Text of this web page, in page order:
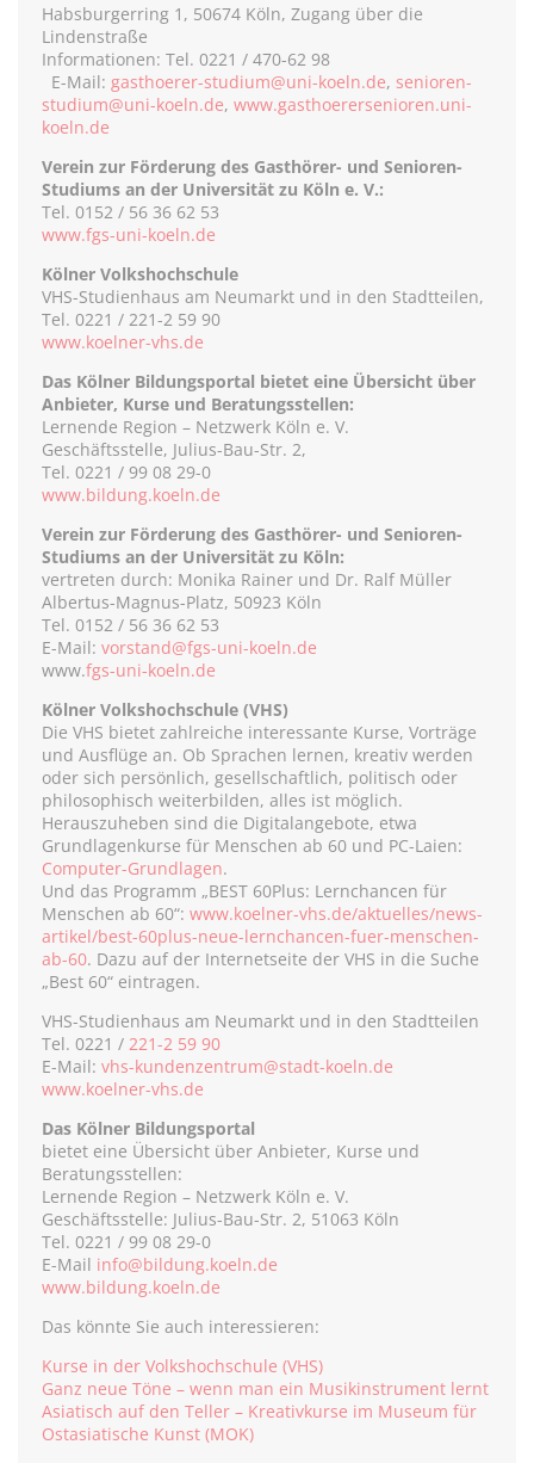
Habsburgerring 1, 50674 Köln, Zugang über die
Lindenstraße
Informationen: Tel. 0221 / 470-62 98
E-Mail: gasthoerer-studium@uni-koeln.de, senioren-
studium@uni-koeln.de, www.gasthoerersenioren.uni-
koeln.de
Verein zur Förderung des Gasthörer- und Senioren-
Studiums an der Universität zu Köln e. V.:
Tel. 0152 / 56 36 62 53
www.fgs-uni-koeln.de
Kölner Volkshochschule
VHS-Studienhaus am Neumarkt und in den Stadtteilen,
Tel. 0221 / 221-2 59 90
www.koelner-vhs.de
Das Kölner Bildungsportal bietet eine Übersicht über
Anbieter, Kurse und Beratungsstellen:
Lernende Region – Netzwerk Köln e. V.
Geschäftsstelle, Julius-Bau-Str. 2,
Tel. 0221 / 99 08 29-0
www.bildung.koeln.de
Verein zur Förderung des Gasthörer- und Senioren-
Studiums an der Universität zu Köln:
vertreten durch: Monika Rainer und Dr. Ralf Müller
Albertus-Magnus-Platz, 50923 Köln
Tel. 0152 / 56 36 62 53
E-Mail: vorstand@fgs-uni-koeln.de
www.fgs-uni-koeln.de
Kölner Volkshochschule (VHS)
Die VHS bietet zahlreiche interessante Kurse, Vorträge
und Ausflüge an. Ob Sprachen lernen, kreativ werden
oder sich persönlich, gesellschaftlich, politisch oder
philosophisch weiterbilden, alles ist möglich.
Herauszuheben sind die Digitalangebote, etwa
Grundlagenkurse für Menschen ab 60 und PC-Laien:
Computer-Grundlagen.
Und das Programm „BEST 60Plus: Lernchancen für
Menschen ab 60“: www.koelner-vhs.de/aktuelles/news-
artikel/best-60plus-neue-lernchancen-fuer-menschen-
ab-60. Dazu auf der Internetseite der VHS in die Suche
„Best 60“ eintragen.
VHS-Studienhaus am Neumarkt und in den Stadtteilen
Tel. 0221 / 221-2 59 90
E-Mail: vhs-kundenzentrum@stadt-koeln.de
www.koelner-vhs.de
Das Kölner Bildungsportal
bietet eine Übersicht über Anbieter, Kurse und
Beratungsstellen:
Lernende Region – Netzwerk Köln e. V.
Geschäftsstelle: Julius-Bau-Str. 2, 51063 Köln
Tel. 0221 / 99 08 29-0
E-Mail info@bildung.koeln.de
www.bildung.koeln.de
Das könnte Sie auch interessieren:
Kurse in der Volkshochschule (VHS)
Ganz neue Töne – wenn man ein Musikinstrument lernt
Asiatisch auf den Teller – Kreativkurse im Museum für
Ostasiatische Kunst (MOK)